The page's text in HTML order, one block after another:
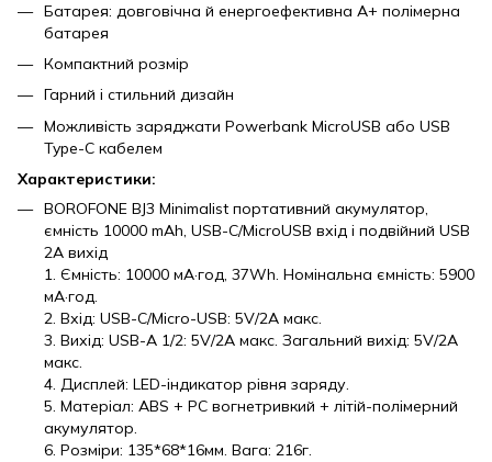
Батарея: довговічна й енергоефективна A+ полімерна
батарея
Компактний розмір
Гарний і стильний дизайн
Можливість заряджати Powerbank MicroUSB або USB
Type-C кабелем
Характеристики:
BOROFONE BJ3 Minimalist портативний акумулятор,
ємність 10000 mAh, USB-C/MicroUSB вхід і подвійний USB
2A вихід
1. Ємність: 10000 мА·год, 37Wh. Номінальна ємність: 5900
мА·год.
2. Вхід: USB-C/Micro-USB: 5V/2A макс.
3. Вихід: USB-A 1/2: 5V/2A макс. Загальний вихід: 5V/2A
макс.
4. Дисплей: LED-індикатор рівня заряду.
5. Матеріал: ABS + PC вогнетривкий + літій-полімерний
акумулятор.
6. Розміри: 135*68*16мм. Вага: 216г.